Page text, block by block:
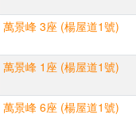
萬景峰 3座 (楊屋道1號)
萬景峰 1座 (楊屋道1號)
萬景峰 6座 (楊屋道1號)